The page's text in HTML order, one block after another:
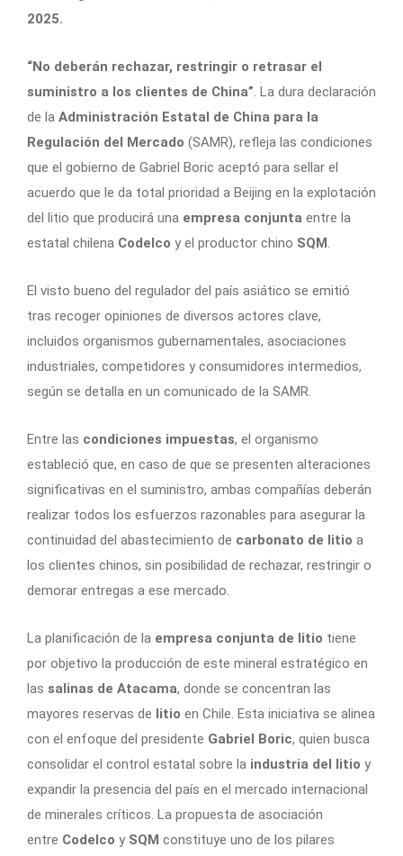
2025.
“No deberán rechazar, restringir o retrasar el
suministro a los clientes de China”. La dura declaración
de la Administración Estatal de China para la
Regulación del Mercado (SAMR), refleja las condiciones
que el gobierno de Gabriel Boric aceptó para sellar el
acuerdo que le da total prioridad a Beijing en la explotación
del litio que producirá una empresa conjunta entre la
estatal chilena Codelco y el productor chino SQM.
El visto bueno del regulador del país asiático se emitió
tras recoger opiniones de diversos actores clave,
incluidos organismos gubernamentales, asociaciones
industriales, competidores y consumidores intermedios,
según se detalla en un comunicado de la SAMR.
Entre las condiciones impuestas, el organismo
estableció que, en caso de que se presenten alteraciones
significativas en el suministro, ambas compañías deberán
realizar todos los esfuerzos razonables para asegurar la
continuidad del abastecimiento de carbonato de litio a
los clientes chinos, sin posibilidad de rechazar, restringir o
demorar entregas a ese mercado.
La planificación de la empresa conjunta de litio tiene
por objetivo la producción de este mineral estratégico en
las salinas de Atacama, donde se concentran las
mayores reservas de litio en Chile. Esta iniciativa se alinea
con el enfoque del presidente Gabriel Boric, quien busca
consolidar el control estatal sobre la industria del litio y
expandir la presencia del país en el mercado internacional
de minerales críticos. La propuesta de asociación
entre Codelco y SQM constituye uno de los pilares